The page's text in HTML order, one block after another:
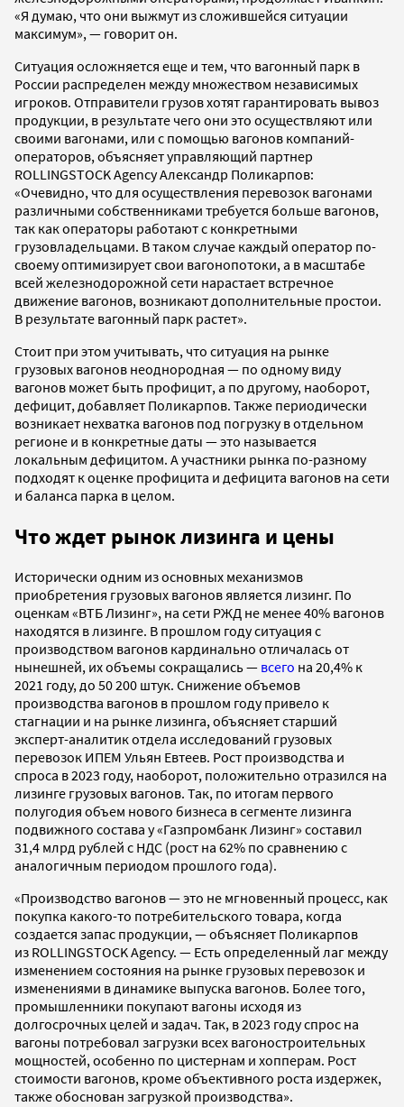
«Я думаю, что они выжмут из сложившейся ситуации
максимум», — говорит он.
Ситуация осложняется еще и тем, что вагонный парк в
России распределен между множеством независимых
игроков. Отправители грузов хотят гарантировать вывоз
продукции, в результате чего они это осуществляют или
своими вагонами, или с помощью вагонов компаний-
операторов, объясняет управляющий партнер
ROLLINGSTOCK Agency Александр Поликарпов:
«Очевидно, что для осуществления перевозок вагонами
различными собственниками требуется больше вагонов,
так как операторы работают с конкретными
грузовладельцами. В таком случае каждый оператор по-
своему оптимизирует свои вагонопотоки, а в масштабе
всей железнодорожной сети нарастает встречное
движение вагонов, возникают дополнительные простои.
В результате вагонный парк растет».
Стоит при этом учитывать, что ситуация на рынке
грузовых вагонов неоднородная — по одному виду
вагонов может быть профицит, а по другому, наоборот,
дефицит, добавляет Поликарпов. Также периодически
возникает нехватка вагонов под погрузку в отдельном
регионе и в конкретные даты — это называется
локальным дефицитом. А участники рынка по-разному
подходят к оценке профицита и дефицита вагонов на сети
и баланса парка в целом.
Что ждет рынок лизинга и цены
Исторически одним из основных механизмов
приобретения грузовых вагонов является лизинг. По
оценкам «ВТБ Лизинг», на сети РЖД не менее 40% вагонов
находятся в лизинге. В прошлом году ситуация с
производством вагонов кардинально отличалась от
нынешней, их объемы сокращались — всего на 20,4% к
2021 году, до 50 200 штук. Снижение объемов
производства вагонов в прошлом году привело к
стагнации и на рынке лизинга, объясняет старший
эксперт-аналитик отдела исследований грузовых
перевозок ИПЕМ Ульян Евтеев. Рост производства и
спроса в 2023 году, наоборот, положительно отразился на
лизинге грузовых вагонов. Так, по итогам первого
полугодия объем нового бизнеса в сегменте лизинга
подвижного состава у «Газпромбанк Лизинг» составил
31,4 млрд рублей с НДС (рост на 62% по сравнению с
аналогичным периодом прошлого года).
«Производство вагонов — это не мгновенный процесс, как
покупка какого-то потребительского товара, когда
создается запас продукции, — объясняет Поликарпов
из ROLLINGSTOCK Agency. — Есть определенный лаг между
изменением состояния на рынке грузовых перевозок и
изменениями в динамике выпуска вагонов. Более того,
промышленники покупают вагоны исходя из
долгосрочных целей и задач. Так, в 2023 году спрос на
вагоны потребовал загрузки всех вагоностроительных
мощностей, особенно по цистернам и хопперам. Рост
стоимости вагонов, кроме объективного роста издержек,
также обоснован загрузкой производства».